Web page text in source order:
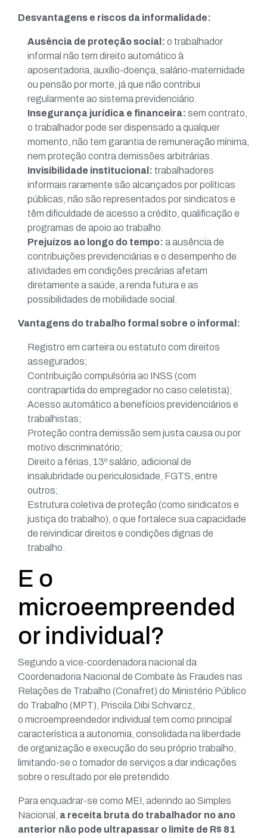
Desvantagens e riscos da informalidade:
Ausência de proteção social: o trabalhador
informal não tem direito automático à
aposentadoria, auxílio-doença, salário-maternidade
ou pensão por morte, já que não contribui
regularmente ao sistema previdenciário.
Insegurança jurídica e financeira: sem contrato,
o trabalhador pode ser dispensado a qualquer
momento, não tem garantia de remuneração mínima,
nem proteção contra demissões arbitrárias.
Invisibilidade institucional: trabalhadores
informais raramente são alcançados por políticas
públicas, não são representados por sindicatos e
têm dificuldade de acesso a crédito, qualificação e
programas de apoio ao trabalho.
Prejuízos ao longo do tempo: a ausência de
contribuições previdenciárias e o desempenho de
atividades em condições precárias afetam
diretamente a saúde, a renda futura e as
possibilidades de mobilidade social.
Vantagens do trabalho formal sobre o informal:
Registro em carteira ou estatuto com direitos
assegurados;
Contribuição compulsória ao INSS (com
contrapartida do empregador no caso celetista);
Acesso automático a benefícios previdenciários e
trabalhistas;
Proteção contra demissão sem justa causa ou por
motivo discriminatório;
Direito a férias, 13º salário, adicional de
insalubridade ou periculosidade, FGTS, entre
outros;
Estrutura coletiva de proteção (como sindicatos e
justiça do trabalho), o que fortalece sua capacidade
de reivindicar direitos e condições dignas de
trabalho.
E o
microeempreended
or individual?
Segundo a vice-coordenadora nacional da
Coordenadoria Nacional de Combate às Fraudes nas
Relações de Trabalho (Conafret) do Ministério Público
do Trabalho (MPT), Priscila Dibi Schvarcz,
o microempreendedor individual tem como principal
característica a autonomia, consolidada na liberdade
de organização e execução do seu próprio trabalho,
limitando-se o tomador de serviços a dar indicações
sobre o resultado por ele pretendido.
Para enquadrar-se como MEI, aderindo ao Simples
Nacional, a receita bruta do trabalhador no ano
anterior não pode ultrapassar o limite de R$ 81